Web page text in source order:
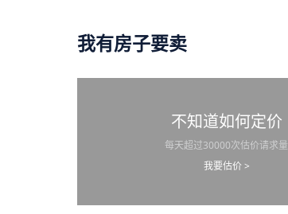
我有房子要卖
不知道如何定价
每天超过30000次估价请求量
我要估价 >